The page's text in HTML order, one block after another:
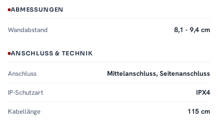
ABMESSUNGEN
Wandabstand 8,1 - 9,4 cm
ANSCHLUSS & TECHNIK
Anschluss Mittelanschluss, Seitenanschluss
IP-Schutzart IPX4
Kabellänge 115 cm